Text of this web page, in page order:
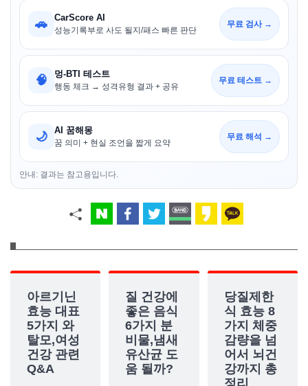
🚗 CarScore AI
성능기록부로 사도 될지/패스 빠른 판단
무료 검사 →
🧠 멍-BTI 테스트
행동 체크 → 성격유형 결과 + 공유
무료 테스트 →
🌙 AI 꿈해몽
꿈 의미 + 현실 조언을 짧게 요약
무료 해석 →
안내: 결과는 참고용입니다.
아르기닌
효능 대표
5가지 와
탈모,여성
건강 관련
Q&A
질 건강에
좋은 음식
6가지 분
비물,냄새
유산균 도
움 될까?
당질제한
식 효능 8
가지 체중
감량을 넘
어서 뇌건
강까지 총
정리